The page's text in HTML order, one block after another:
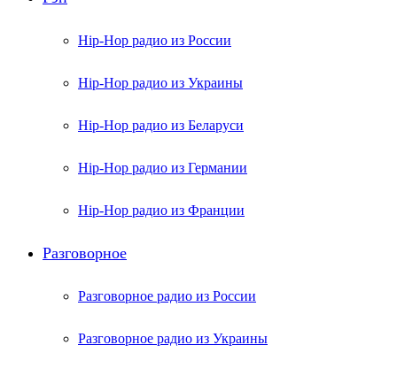
Hip-Hop радио из России
Hip-Hop радио из Украины
Hip-Hop радио из Беларуси
Hip-Hop радио из Германии
Hip-Hop радио из Франции
Разговорное
Разговорное радио из России
Разговорное радио из Украины